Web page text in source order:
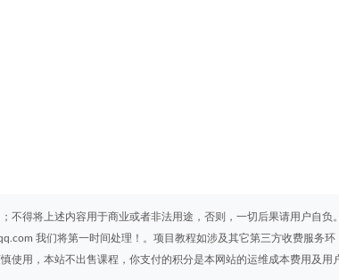
得将上述内容用于商业或者非法用途，否则，一切后果请用户自负。
我们将第一时间处理！。项目教程如涉及其它第三方收费服务环
使用，本站不出售课程，你支付的积分是本网站的运维成本费用及用